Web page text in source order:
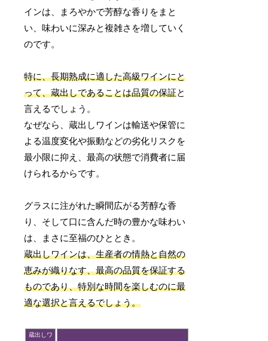
インは、まろやかで芳醇な香りをまと
い、味わいに深みと複雑さを増していく
のです。
特に、長期熟成に適した高級ワインにと
って、蔵出しであることは品質の保証と
言えるでしょう。
なぜなら、蔵出しワインは輸送や保管に
よる温度変化や振動などの劣化リスクを
最小限に抑え、最高の状態で消費者に届
けられるからです。
グラスに注がれた瞬間広がる芳醇な香
り、そして口に含んだ時の豊かな味わい
は、まさに至福のひととき。
蔵出しワインは、生産者の情熱と自然の
恵みが織りなす、最高の品質を保証する
ものであり、特別な時間を楽しむのに最
適な選択と言えるでしょう。
蔵出しワ